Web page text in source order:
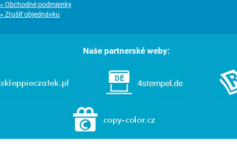
» Obchodné podmienky
» Zrušiť objednávku
Naše partnerské weby: